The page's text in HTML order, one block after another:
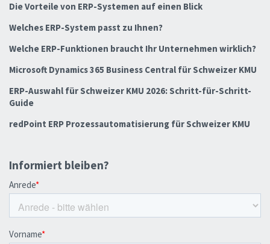
Die Vorteile von ERP-Systemen auf einen Blick
Welches ERP-System passt zu Ihnen?
Welche ERP-Funktionen braucht Ihr Unternehmen wirklich?
Microsoft Dynamics 365 Business Central für Schweizer KMU
ERP-Auswahl für Schweizer KMU 2026: Schritt-für-Schritt-
Guide
redPoint ERP Prozessautomatisierung für Schweizer KMU
Informiert bleiben?